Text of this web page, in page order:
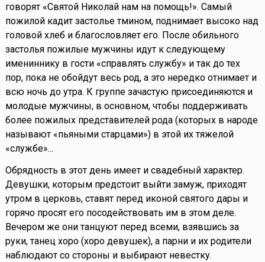
говорят «Святой Николай нам на помощь!». Самый
пожилой кадит застолье тмином, поднимает высоко над
головой хлеб и благословляет его. После обильного
застолья пожилые мужчины идут к следующему
имениннику в гости «справлять службу» и так до тех
пор, пока не обойдут весь род, а это нередко отнимает и
всю ночь до утра. К группе зачастую присоединяются и
молодые мужчины, в основном, чтобы поддерживать
более пожилых представителей рода (которых в народе
называют «пьяными старцами») в этой их тяжелой
«службе»...
Обрядность в этот день имеет и свадебный характер.
Девушки, которым предстоит выйти замуж, приходят
утром в церковь, ставят перед иконой святого дары и
горячо просят его посодействовать им в этом деле.
Вечером же они танцуют перед всеми, взявшись за
руки, танец хоро (хоро девушек), а парни и их родители
наблюдают со стороны и выбирают невестку.